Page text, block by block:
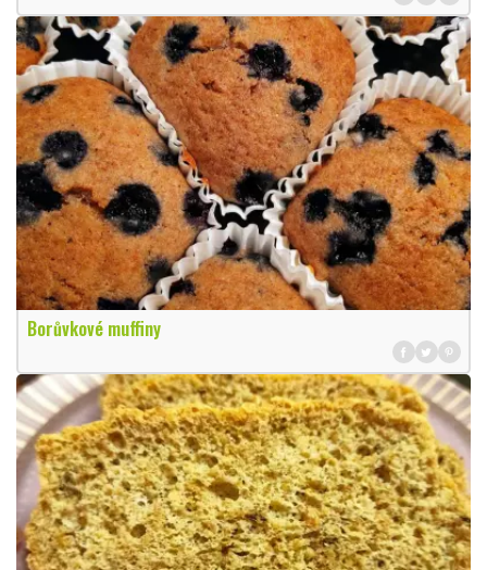
Borůvkové muffiny